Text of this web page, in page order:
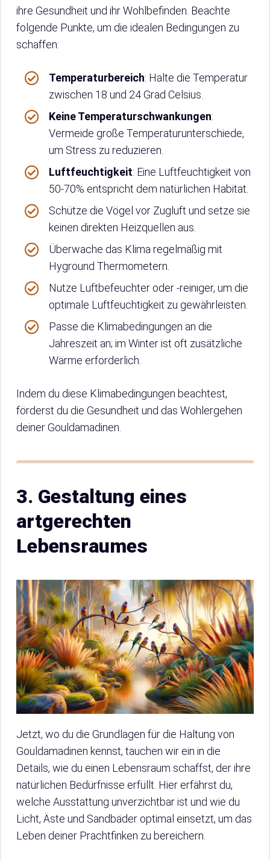
ihre Gesundheit und ihr Wohlbefinden. Beachte
folgende Punkte, um die idealen Bedingungen zu
schaffen:
Temperaturbereich: Halte die Temperatur
zwischen 18 und 24 Grad Celsius.
Keine Temperaturschwankungen:
Vermeide große Temperaturunterschiede,
um Stress zu reduzieren.
Luftfeuchtigkeit: Eine Luftfeuchtigkeit von
50-70% entspricht dem natürlichen Habitat.
Schütze die Vögel vor Zugluft und setze sie
keinen direkten Heizquellen aus.
Überwache das Klima regelmäßig mit
Hyground Thermometern.
Nutze Luftbefeuchter oder -reiniger, um die
optimale Luftfeuchtigkeit zu gewährleisten.
Passe die Klimabedingungen an die
Jahreszeit an; im Winter ist oft zusätzliche
Wärme erforderlich.
Indem du diese Klimabedingungen beachtest,
förderst du die Gesundheit und das Wohlergehen
deiner Gouldamadinen.
3. Gestaltung eines
artgerechten
Lebensraumes
Jetzt, wo du die Grundlagen für die Haltung von
Gouldamadinen kennst, tauchen wir ein in die
Details, wie du einen Lebensraum schaffst, der ihre
natürlichen Bedürfnisse erfüllt. Hier erfährst du,
welche Ausstattung unverzichtbar ist und wie du
Licht, Äste und Sandbäder optimal einsetzt, um das
Leben deiner Prachtfinken zu bereichern.